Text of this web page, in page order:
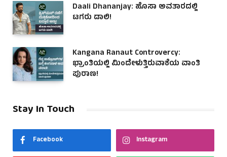
Daali Dhananjay: ಹೊಸಾ ಅವತಾರದಲ್ಲಿ
ಟಗರು ಡಾಲಿ!
Kangana Ranaut Controvercy:
ಭ್ರಾಂತಿಯಲ್ಲಿ ಮಿಂದೇಳುತ್ತಿರುವಾಕೆಯ ವಾಂತಿ
ಪುರಾಣ!
Stay In Touch
Facebook Instagram